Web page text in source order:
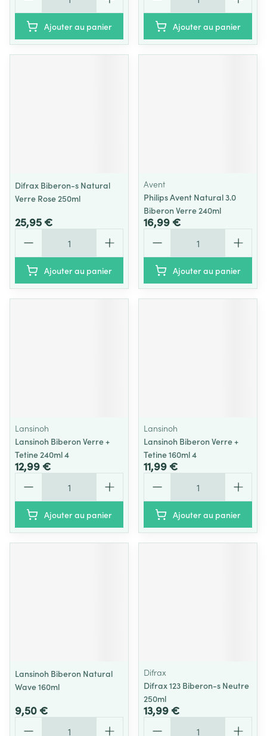
Ajouter au panier Ajouter au panier
Difrax Biberon-s Natural
Verre Rose 250ml
25,95 €
Ajouter au panier
Avent
Philips Avent Natural 3.0
Biberon Verre 240ml
16,99 €
Ajouter au panier
Lansinoh
Lansinoh Biberon Verre +
Tetine 240ml 4
12,99 €
Ajouter au panier
Lansinoh
Lansinoh Biberon Verre +
Tetine 160ml 4
11,99 €
Ajouter au panier
Lansinoh Biberon Natural
Wave 160ml
9,50 €
Difrax
Difrax 123 Biberon-s Neutre
250ml
13,99 €